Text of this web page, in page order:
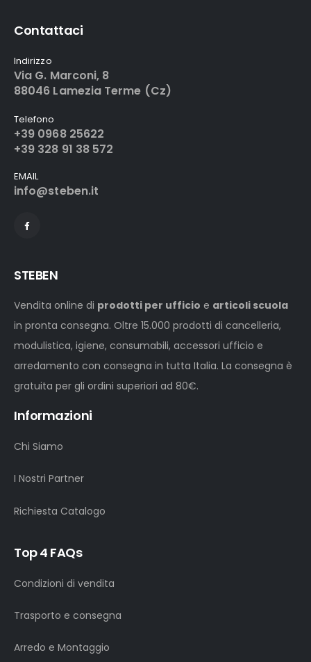
Contattaci
Indirizzo
Via G. Marconi, 8
88046 Lamezia Terme (Cz)
Telefono
+39 0968 25622
+39 328 91 38 572
EMAIL
info@steben.it
STEBEN
Vendita online di prodotti per ufficio e articoli scuola
in pronta consegna. Oltre 15.000 prodotti di cancelleria,
modulistica, igiene, consumabili, accessori ufficio e
arredamento con consegna in tutta Italia. La consegna è
gratuita per gli ordini superiori ad 80€.
Informazioni
Chi Siamo
I Nostri Partner
Richiesta Catalogo
Top 4 FAQs
Condizioni di vendita
Trasporto e consegna
Arredo e Montaggio